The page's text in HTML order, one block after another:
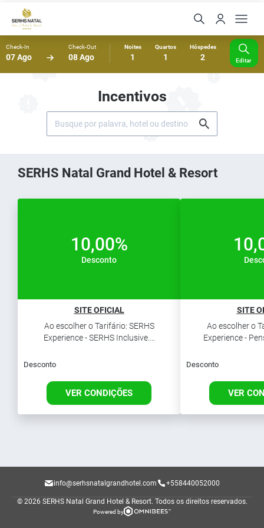
Check-In
07 Ago
Check-Out
08 Ago
Noites
1
Quartos
1
Hóspedes
2 Editar
Incentivos
SERHS Natal Grand Hotel & Resort
10,00%
Desconto
SITE OFICIAL
Ao escolher o Tarifário: SERHS
Experience - SERHS Inclusive....
Desconto
VER CONDIÇÕES
SITE
Ao escolher o
Experience -
Desconto
VER
info@serhsnatalgrandhotel.com +558440052000
© 2026 SERHS Natal Grand Hotel & Resort. Todos os direitos reservados.
Powered by